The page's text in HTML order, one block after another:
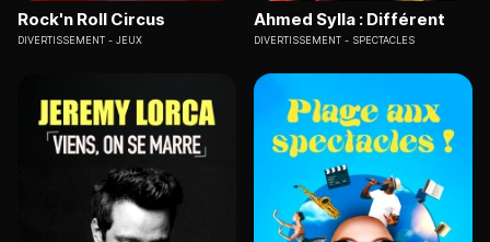
Rock'n Roll Circus
DIVERTISSEMENT JEUX
Ahmed Sylla : Différent
DIVERTISSEMENT SPECTACLES